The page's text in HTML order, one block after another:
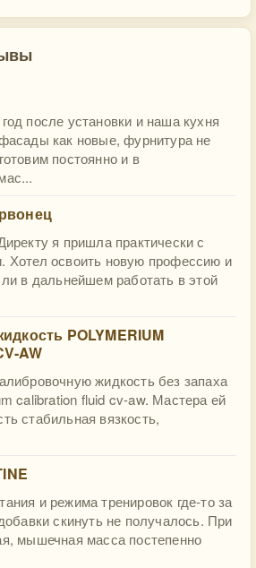
после установки и наша кухня
как новые, фурнитура не
постоянно и в
я пришла практически с
Хотел освоить новую профессию и
в дальнейшем работать в этой
POLYMERIUM
AW
жидкость без запаха
calibration fluid cv-aw. Мастера ей
стабильная вязкость,
и режима тренировок где-то за
скинуть не получалось. При
мышечная масса постепенно